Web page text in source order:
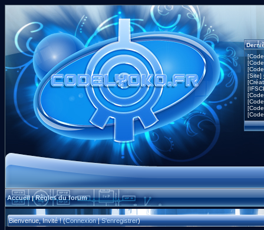
[Site]
Accueil|Règles du forum
Bienvenue, Invité ! (Connexion|S'enregistrer)